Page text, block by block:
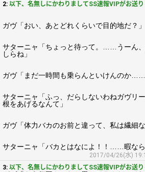
2: 以下、名無しにかわりましてSS速報VIPがお送
ガヴ「おい、あとどれくらいで目的地だ？」
サターニャ「ちょっと待って。……うーん
しらね」
ガヴ「まだ一時間も乗らんといけんのか……
サターニャ「ふっ、だらしないわねガヴリ
根をあげるなんて」
ガヴ「体力バカのお前と違って、私は繊細な
サターニャ「バカとはなによ！！……暇なら
2017/04/26(水)
3: 以下、名無しにかわりましてSS速報VIPがお送